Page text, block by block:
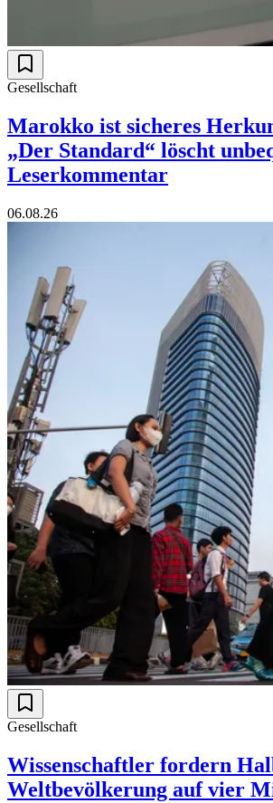
Gesellschaft
Marokko ist sicheres
„Der Standard“ löscht
Leserkommentar
06.08.26
Gesellschaft
Wissenschaftler fordern
Weltbevölkerung auf vier